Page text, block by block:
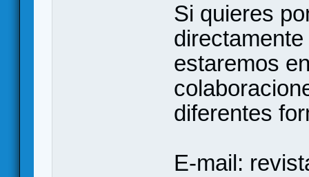
Si quieres
estaremos
diferentes
E-mail: